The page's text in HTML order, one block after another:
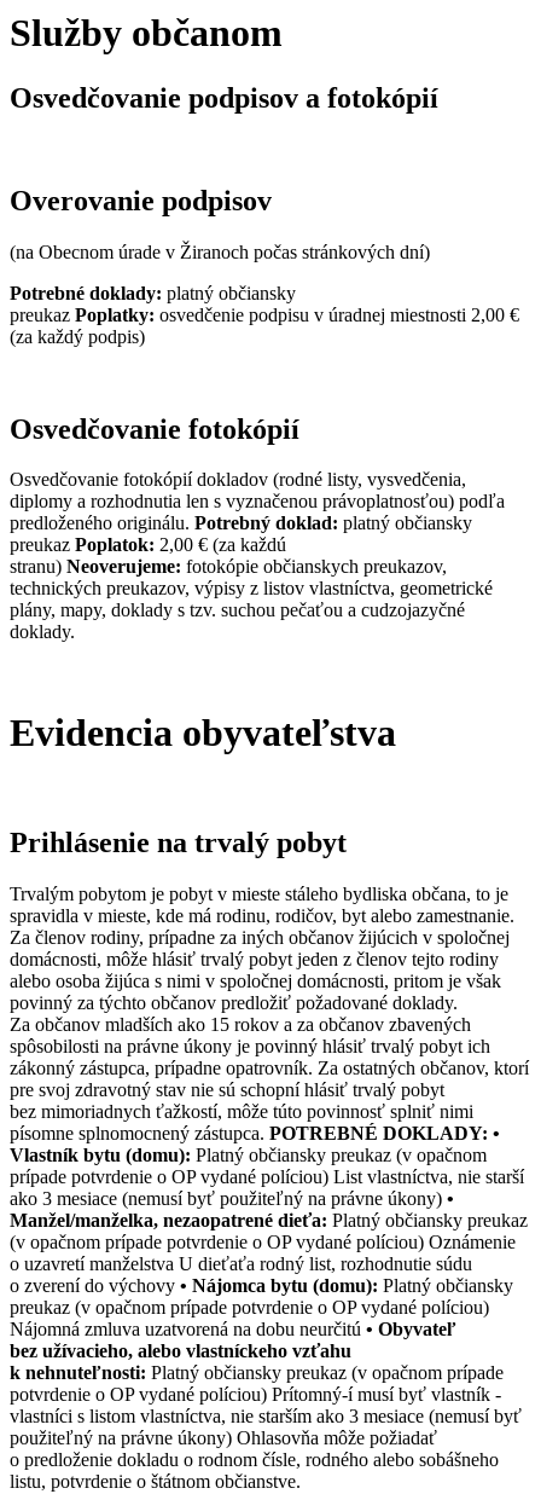
Služby občanom
Osvedčovanie podpisov a fotokópií
Overovanie podpisov
(na Obecnom úrade v Žiranoch počas stránkových dní)
Potrebné doklady: platný občiansky
preukaz Poplatky: osvedčenie podpisu v úradnej miestnosti 2,00 €
(za každý podpis)
Osvedčovanie fotokópií
Osvedčovanie fotokópií dokladov (rodné listy, vysvedčenia,
diplomy a rozhodnutia len s vyznačenou právoplatnosťou) podľa
predloženého originálu. Potrebný doklad: platný občiansky
preukaz Poplatok: 2,00 € (za každú
stranu) Neoverujeme: fotokópie občianskych preukazov,
technických preukazov, výpisy z listov vlastníctva, geometrické
plány, mapy, doklady s tzv. suchou pečaťou a cudzojazyčné
doklady.
Evidencia obyvateľstva
Prihlásenie na trvalý pobyt
Trvalým pobytom je pobyt v mieste stáleho bydliska občana, to je
spravidla v mieste, kde má rodinu, rodičov, byt alebo zamestnanie.
Za členov rodiny, prípadne za iných občanov žijúcich v spoločnej
domácnosti, môže hlásiť trvalý pobyt jeden z členov tejto rodiny
alebo osoba žijúca s nimi v spoločnej domácnosti, pritom je však
povinný za týchto občanov predložiť požadované doklady.
Za občanov mladších ako 15 rokov a za občanov zbavených
spôsobilosti na právne úkony je povinný hlásiť trvalý pobyt ich
zákonný zástupca, prípadne opatrovník. Za ostatných občanov, ktorí
pre svoj zdravotný stav nie sú schopní hlásiť trvalý pobyt
bez mimoriadnych ťažkostí, môže túto povinnosť splniť nimi
písomne splnomocnený zástupca. POTREBNÉ DOKLADY: •
Vlastník bytu (domu): Platný občiansky preukaz (v opačnom
prípade potvrdenie o OP vydané políciou) List vlastníctva, nie starší
ako 3 mesiace (nemusí byť použiteľný na právne úkony) •
Manžel/manželka, nezaopatrené dieťa: Platný občiansky preukaz
(v opačnom prípade potvrdenie o OP vydané políciou) Oznámenie
o uzavretí manželstva U dieťaťa rodný list, rozhodnutie súdu
o zverení do výchovy • Nájomca bytu (domu): Platný občiansky
preukaz (v opačnom prípade potvrdenie o OP vydané políciou)
Nájomná zmluva uzatvorená na dobu neurčitú • Obyvateľ
bez užívacieho, alebo vlastníckeho vzťahu
k nehnuteľnosti: Platný občiansky preukaz (v opačnom prípade
potvrdenie o OP vydané políciou) Prítomný-í musí byť vlastník -
vlastníci s listom vlastníctva, nie starším ako 3 mesiace (nemusí byť
použiteľný na právne úkony) Ohlasovňa môže požiadať
o predloženie dokladu o rodnom čísle, rodného alebo sobášneho
listu, potvrdenie o štátnom občianstve.